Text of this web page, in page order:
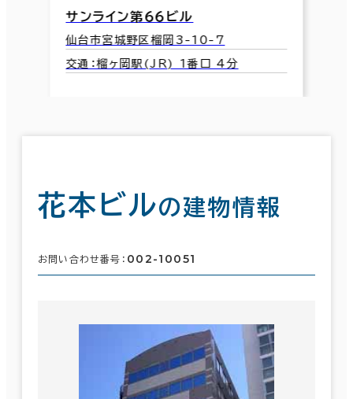
サンライン第６６ビル
仙台市宮城野区榴岡3-10-7
交通：榴ヶ岡駅(JR) 1番口 4分
花本ビルの建物情報
お問い合わせ番号： 002-10051